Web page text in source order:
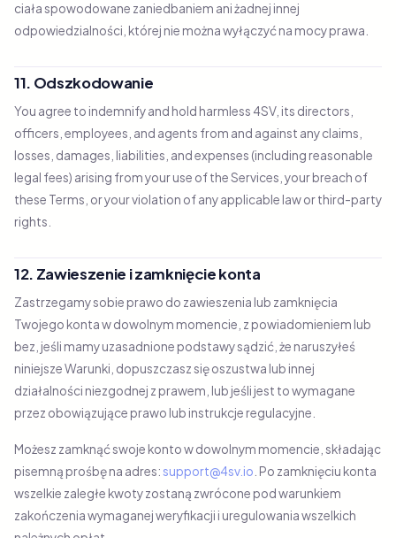
ciała spowodowane zaniedbaniem ani żadnej innej
odpowiedzialności, której nie można wyłączyć na mocy prawa.
11. Odszkodowanie
You agree to indemnify and hold harmless 4SV, its directors,
officers, employees, and agents from and against any claims,
losses, damages, liabilities, and expenses (including reasonable
legal fees) arising from your use of the Services, your breach of
these Terms, or your violation of any applicable law or third-party
rights.
12. Zawieszenie i zamknięcie konta
Zastrzegamy sobie prawo do zawieszenia lub zamknięcia
Twojego konta w dowolnym momencie, z powiadomieniem lub
bez, jeśli mamy uzasadnione podstawy sądzić, że naruszyłeś
niniejsze Warunki, dopuszczasz się oszustwa lub innej
działalności niezgodnej z prawem, lub jeśli jest to wymagane
przez obowiązujące prawo lub instrukcje regulacyjne.
Możesz zamknąć swoje konto w dowolnym momencie, składając
pisemną prośbę na adres: support@4sv.io . Po zamknięciu konta
wszelkie zaległe kwoty zostaną zwrócone pod warunkiem
zakończenia wymaganej weryfikacji i uregulowania wszelkich